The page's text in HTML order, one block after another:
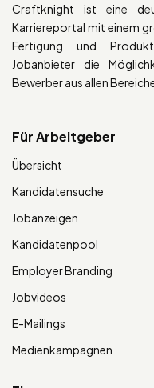
Craftknight ist eine
Karriereportal mit einem
Fertigung und
Jobanbieter die
Bewerber aus allen
Für Arbeitgeber
Übersicht
Kandidatensuche
Jobanzeigen
Kandidatenpool
Employer Branding
Jobvideos
E-Mailings
Medienkampagnen